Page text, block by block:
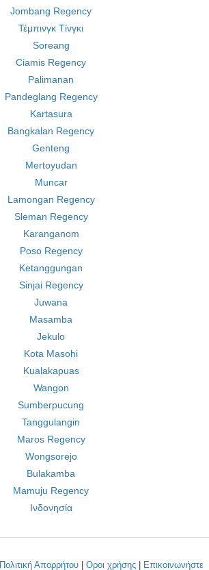
Jombang Regency
Τέμπινγκ Τίνγκι
Soreang
Ciamis Regency
Palimanan
Pandeglang Regency
Kartasura
Bangkalan Regency
Genteng
Mertoyudan
Muncar
Lamongan Regency
Sleman Regency
Karanganom
Poso Regency
Ketanggungan
Sinjai Regency
Juwana
Masamba
Jekulo
Kota Masohi
Kualakapuas
Wangon
Sumberpucung
Tanggulangin
Maros Regency
Wongsorejo
Bulakamba
Mamuju Regency
Ινδονησία
Πολιτική Απορρήτου Οροι χρήσης Επικοινωνήστε